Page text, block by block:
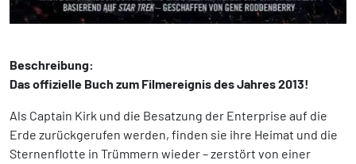
Beschreibung:
Das offizielle Buch zum Filmereignis des Jahres 2013!
Als Captain Kirk und die Besatzung der Enterprise auf die
Erde zurückgerufen werden, finden sie ihre Heimat und die
Sternenflotte in Trümmern wieder – zerstört von einer